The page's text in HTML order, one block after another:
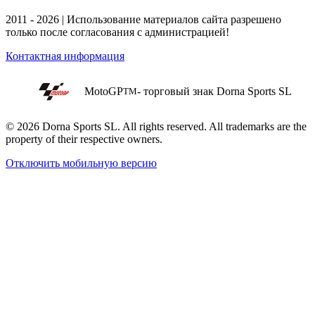
2011 - 2026 | Использование материалов сайта разрешено
только после согласования с администрацией!
Контактная информация
MotoGPTM- торговый знак Dorna Sports SL
© 2026 Dorna Sports SL. All rights reserved. All trademarks are the
property of their respective owners.
Отключить мобильную версию